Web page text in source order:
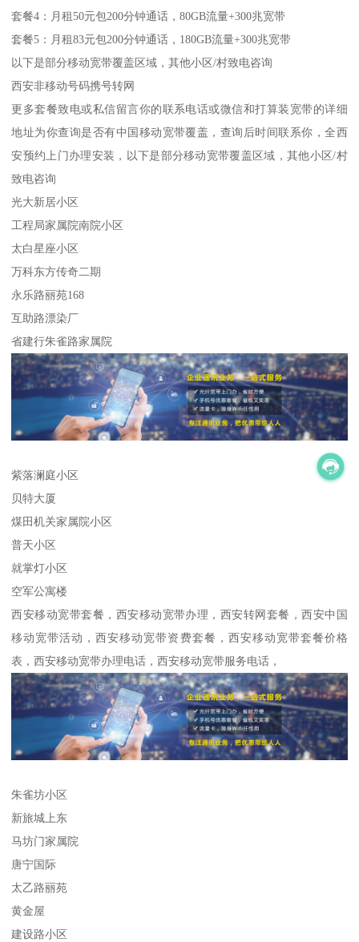
套餐4：月租50元包200分钟通话，80GB流量+300兆宽带
套餐5：月租83元包200分钟通话，180GB流量+300兆宽带
以下是部分移动宽带覆盖区域，其他小区/村致电咨询
西安非移动号码携号转网
更多套餐致电或私信留言你的联系电话或微信和打算装宽带的详细
地址为你查询是否有中国移动宽带覆盖，查询后时间联系你，全西
安预约上门办理安装，以下是部分移动宽带覆盖区域，其他小区/村
致电咨询
光大新居小区
工程局家属院南院小区
太白星座小区
万科东方传奇二期
永乐路丽苑168
互助路漂染厂
省建行朱雀路家属院
紫落澜庭小区
贝特大厦
煤田机关家属院小区
普天小区
就掌灯小区
空军公寓楼
西安移动宽带套餐，西安移动宽带办理，西安转网套餐，西安中国
移动宽带活动，西安移动宽带资费套餐，西安移动宽带套餐价格
表，西安移动宽带办理电话，西安移动宽带服务电话，
朱雀坊小区
新旅城上东
马坊门家属院
唐宁国际
太乙路丽苑
黄金屋
建设路小区